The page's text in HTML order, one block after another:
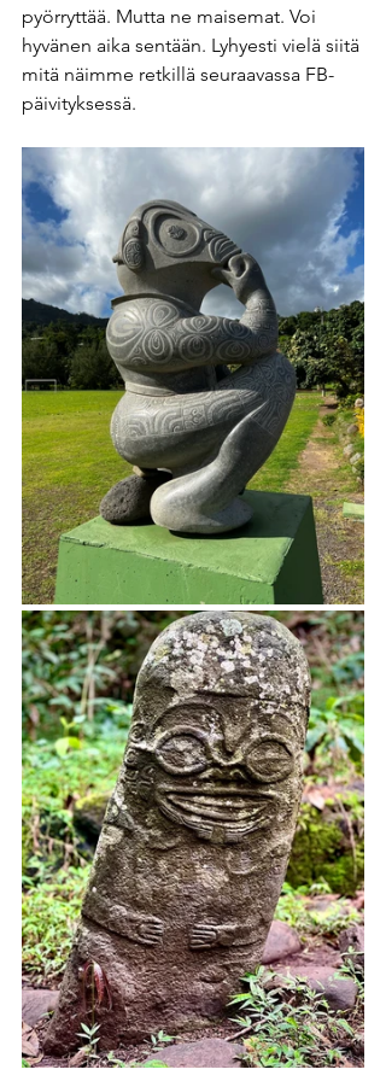
pyörryttää. Mutta ne maisemat. Voi
hyvänen aika sentään. Lyhyesti vielä siitä
mitä näimme retkillä seuraavassa FB-
päivityksessä.